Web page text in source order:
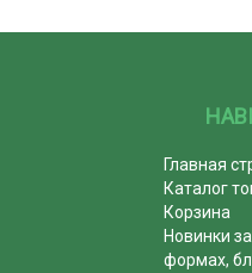
Главная
Каталог
Корзина
Новинки
формах,